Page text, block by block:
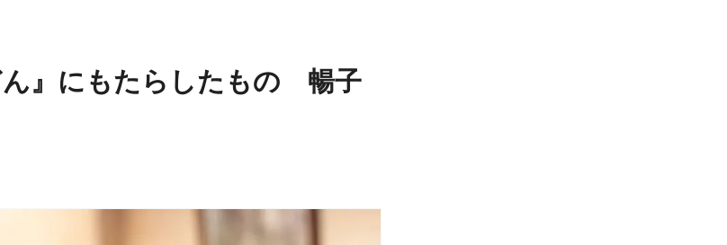
ん』にもたらしたもの 暢子